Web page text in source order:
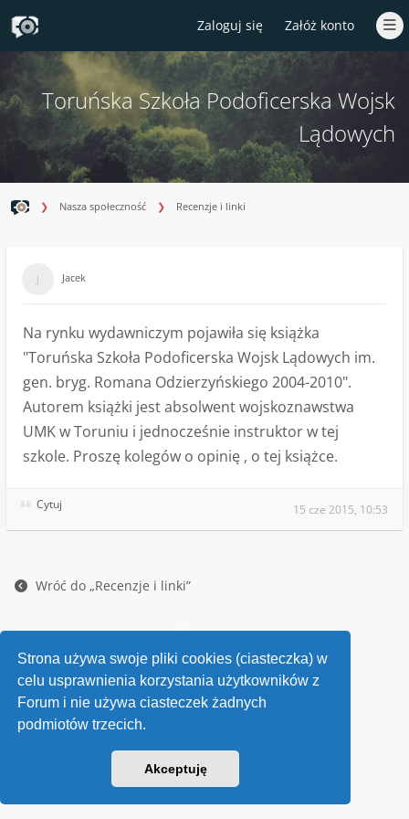
Strona używa swoje pliki cookies (ciasteczka) w
celu usprawnienia korzystania użytkowników z
Forum i nie używa ciasteczek żadnych
podmiotów trzecich.
Akceptuję
Zaloguj się Załóż konto
Toruńska Szkoła Podoficerska Wojsk
Lądowych
Nasza społeczność Recenzje i linki
Jacek
Na rynku wydawniczym pojawiła się książka
"Toruńska Szkoła Podoficerska Wojsk Lądowych im.
gen. bryg. Romana Odzierzyńskiego 2004-2010".
Autorem książki jest absolwent wojskoznawstwa
UMK w Toruniu i jednocześnie instruktor w tej
szkole. Proszę kolegów o opinię , o tej książce.
Cytuj 15 cze 2015, 10:53
Wróć do „Recenzje i linki”
Kontakt
v118
Powered byphpBB® Forum Software © phpBB Limited